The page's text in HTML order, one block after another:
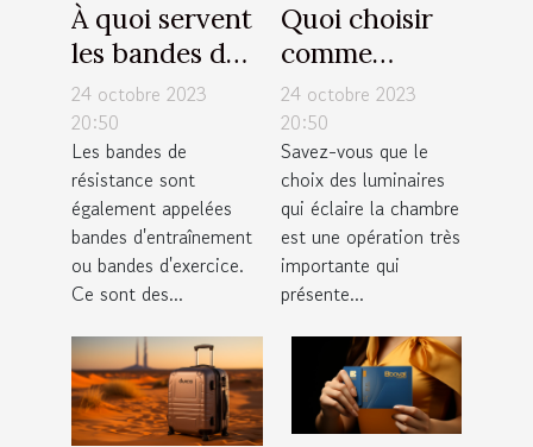
À quoi servent
les bandes de
résistance ?
24 octobre 2023
20:50
Les bandes de
résistance sont
également appelées
bandes d'entraînement
ou bandes d'exercice.
Ce sont des...
Quoi choisir
comme
luminaires
pour sa
chambre ?
24 octobre 2023
20:50
Savez-vous que le
choix des luminaires
qui éclaire la chambre
est une opération très
importante qui
présente...